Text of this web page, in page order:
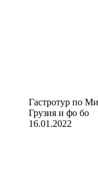
Гастротур по
Грузия и фо бо
16.01.2022